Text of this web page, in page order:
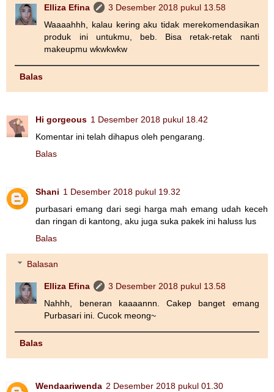
Elliza Efina
3 Desember 2018 pukul 13.58
Waaaahhh, kalau kering aku tidak merekomendasikan
produk ini untukmu, beb. Bisa retak-retak nanti
makeupmu wkwkwkw
Balas
Hi gorgeous 1 Desember 2018 pukul 18.42
Komentar ini telah dihapus oleh pengarang.
Balas
Shani 1 Desember 2018 pukul 19.32
purbasari emang dari segi harga mah emang udah keceh
dan ringan di kantong, aku juga suka pakek ini haluss lus
Balas
Balasan
Elliza Efina
3 Desember 2018 pukul 13.58
Nahhh, beneran kaaaannn. Cakep banget emang
Purbasari ini. Cucok meong~
Balas
Wendaariwenda 2 Desember 2018 pukul 01.30